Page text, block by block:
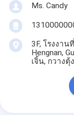
Ms. Candy
3F, โรงงา
Hengnan,
เจิ้น, กวางตุ้